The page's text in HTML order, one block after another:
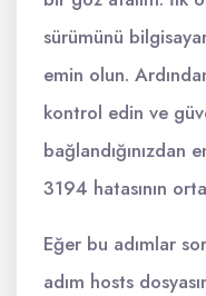
sürümünü
emin olun.
kontrol edin ve
bağlandığınızdan
3194 hatasının
Eğer bu adımlar
adım hosts